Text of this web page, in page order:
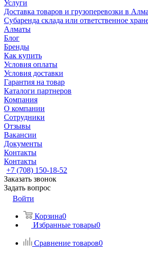
Услуги
Доставка товаров и грузоперевозки в
Субаренда склада или ответственное
Алматы
Блог
Бренды
Как купить
Условия оплаты
Условия доставки
Гарантия на товар
Каталоги партнеров
Компания
О компании
Сотрудники
Отзывы
Вакансии
Документы
Контакты
Контакты
+7 (708) 150-18-52
Заказать звонок
Задать вопрос
Войти
Корзина0
Избранные товары0
Сравнение товаров0